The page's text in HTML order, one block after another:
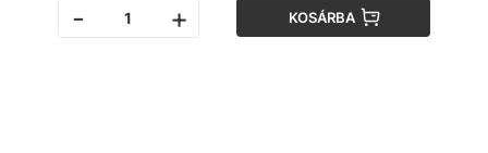
- + KOSÁRBA